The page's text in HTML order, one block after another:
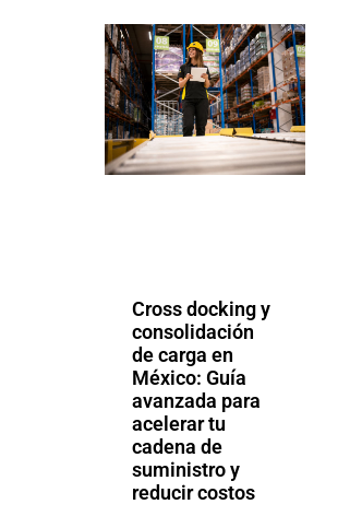
Cross docking y
consolidación
de carga en
México: Guía
avanzada para
acelerar tu
cadena de
suministro y
reducir costos